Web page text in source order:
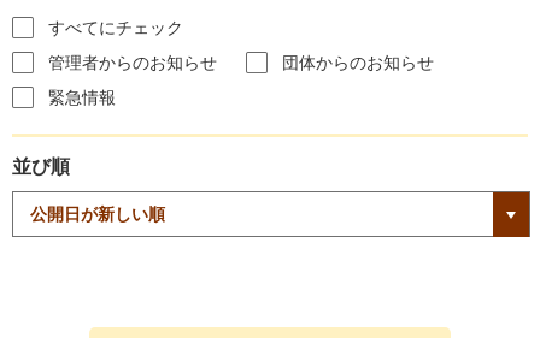
すべてにチェック
管理者からのお知らせ
団体からのお知らせ
緊急情報
並び順